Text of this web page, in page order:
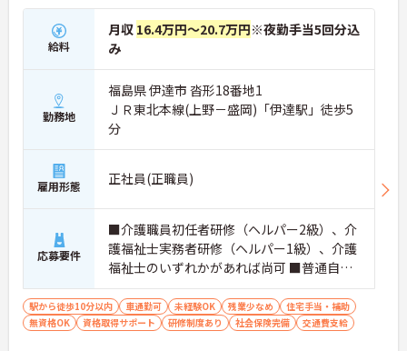
給料
月収 16.4万円～20.7万円※夜勤手当5回分込
み
勤務地
福島県 伊達市 沓形18番地1
ＪＲ東北本線(上野－盛岡)「伊達駅」徒歩5
分
雇用形態 正社員(正職員)
応募要件
■介護職員初任者研修（ヘルパー2級）、介
護福祉士実務者研修（ヘルパー1級）、介護
福祉士のいずれかがあれば尚可 ■普通自動
車運転免許（AT車限定可） ■介護職の経験
があると尚可 ※未経験、無資格相談可
駅から徒歩10分以内 車通勤可 未経験OK 残業少なめ
住宅手当・補助
無資格OK
資格取得サポート 研修制度あり 社会保険完備 交通費支給